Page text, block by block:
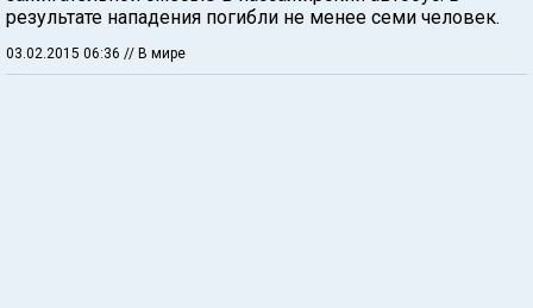
результате нападения погибли не менее семи человек.
03.02.2015 06:36 // В мире